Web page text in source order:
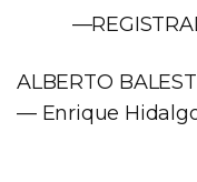
ALBERTO
— Enrique